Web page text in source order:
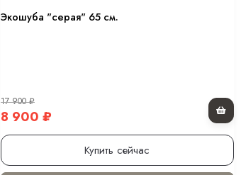
Экошуба "серая" 65 см.
17 900₽
8 900 ₽
Купить сейчас